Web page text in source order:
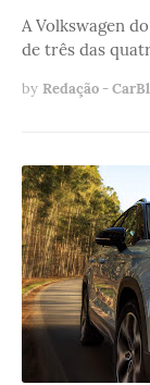
A Volkswagen
de três das
by Redação -